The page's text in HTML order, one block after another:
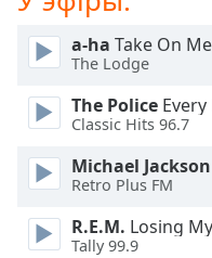
dialog
window.
Escape
close
window.
a-ha Take On Me
The Lodge
The Police
Classic Hits 96.7
Michael Jackson
Retro Plus FM
R.E.M. Losing
Tally 99.9